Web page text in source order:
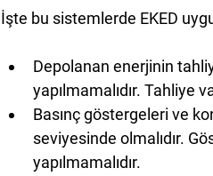
İşte bu sistemlerde EKED
Depolanan enerjinin
yapılmamalıdır. Tahliye
Basınç göstergeleri ve
seviyesinde olmalıdır.
yapılmamalıdır.